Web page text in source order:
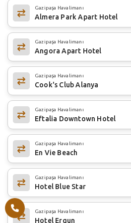
Gazipaşa Havalimanı
Almera Park Apart Hotel
Gazipaşa Havalimanı
Angora Apart Hotel
Gazipaşa Havalimanı
Cook's Club Alanya
Gazipaşa Havalimanı
Eftalia Downtown Hotel
Gazipaşa Havalimanı
En Vie Beach
Gazipaşa Havalimanı
Hotel Blue Star
Gazipaşa Havalimanı
Hotel Ergun